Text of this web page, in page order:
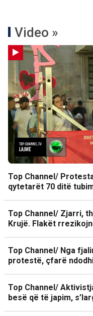
Video »
Top Channel/
qytetarët 70 ditë
Top Channel/ Zjarri,
Krujë. Flakët
Top Channel/ Nga
protestë, çfarë
Top Channel/
besë që të japim,